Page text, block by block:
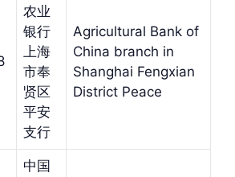
农业
银行
上海
市奉
贤区
平安
支行
Agricultural Bank of
China branch in
Shanghai Fengxian
District Peace
中国